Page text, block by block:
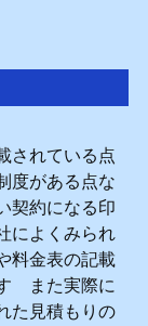
されている点
度がある点な
契約になる印
によくみられ
料金表の記載
また実際に
た見積もりの